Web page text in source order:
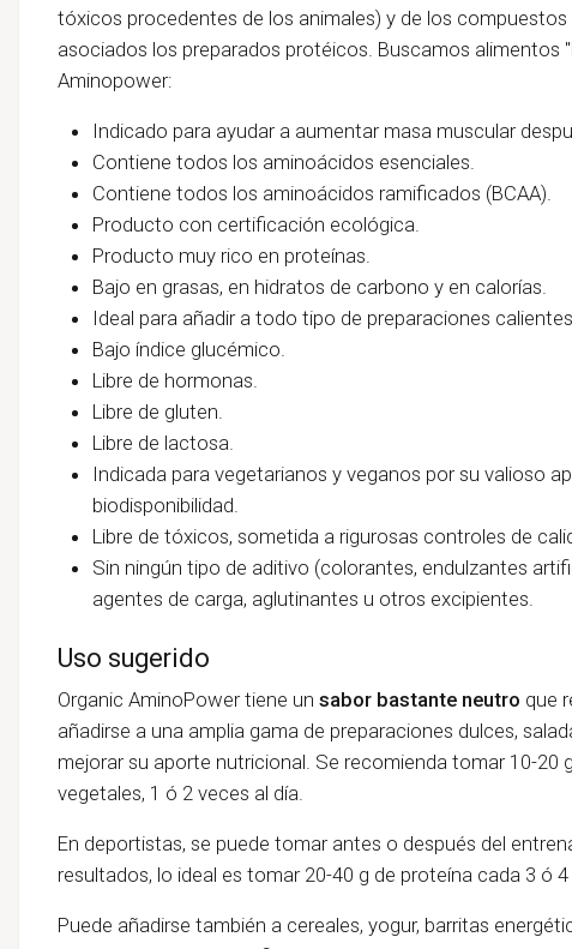
tóxicos procedentes de los animales) y de los
asociados los preparados protéicos. Buscamos alimentos
Aminopower:
Indicado para ayudar a aumentar masa muscular
Contiene todos los aminoácidos esenciales.
Contiene todos los aminoácidos ramificados (BCAA).
Producto con certificación ecológica.
Producto muy rico en proteínas.
Bajo en grasas, en hidratos de carbono y en calorías.
Ideal para añadir a todo tipo de preparaciones
Bajo índice glucémico.
Libre de hormonas.
Libre de gluten.
Libre de lactosa.
Indicada para vegetarianos y veganos por su valioso
biodisponibilidad.
Libre de tóxicos, sometida a rigurosas controles de
Sin ningún tipo de aditivo (colorantes, endulzantes
agentes de carga, aglutinantes u otros excipientes.
Uso sugerido
Organic AminoPower tiene un sabor bastante neutro que
añadirse a una amplia gama de preparaciones dulces,
mejorar su aporte nutricional. Se recomienda tomar 10-20
vegetales, 1 ó 2 veces al día.
En deportistas, se puede tomar antes o después del
resultados, lo ideal es tomar 20-40 g de proteína cada 3 ó 4
Puede añadirse también a cereales, yogur, barritas